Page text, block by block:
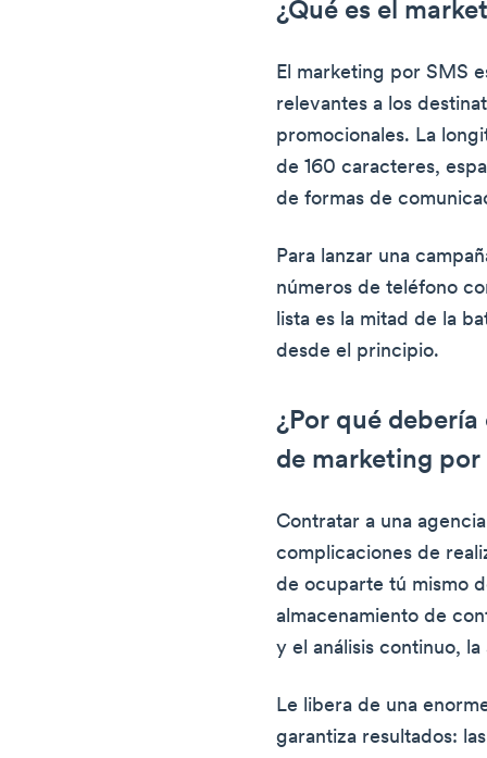
¿Qué es el
El marketing por SMS
relevantes a los
promocionales. La
de 160 caracteres,
de formas de
Para lanzar una
números de teléfono
lista es la mitad de la
desde el principio.
¿Por qué
de marketing por
Contratar a una
complicaciones de
de ocuparte tú mismo
almacenamiento de
y el análisis continuo,
Le libera de una
garantiza resultados: